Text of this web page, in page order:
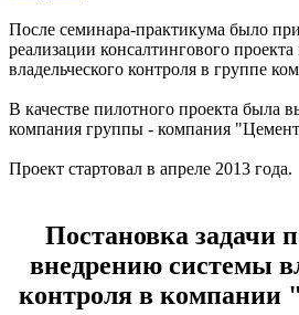
После семинара-практикума было
реализации консалтингового
владельческого контроля в группе
В качестве пилотного проекта была
компания группы - компания
Проект стартовал в апреле 2013 года.
Постановка задачи
внедрению системы
контроля в компании